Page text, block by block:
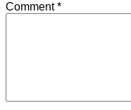
Comment*